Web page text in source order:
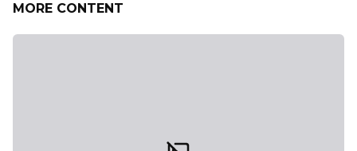
MORE CONTENT